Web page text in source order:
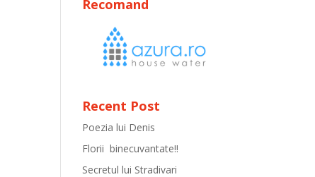
Recomand
Recent Post
Poezia lui Denis
Florii binecuvantate!!
Secretul lui Stradivari